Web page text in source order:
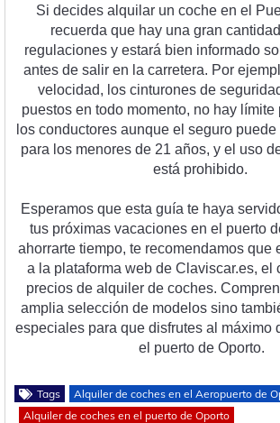
Si decides al quilar un coche en el
recuerda que hay una gran cantidad
regul aciones y estará bien informado so
antes de sal ir en la carretera. Por ejempl
vel ocidad, los cinturones de segur
puestos en todo momento, no hay ímite
los conductores aunque el seguro puede
para los menores de 21 años, y el uso
está prohibido.
Esperamos que esta guía te haya serv
tus próximas vacaciones en el puerto
ahorrarte tiempo, te recomendamos que
a la pl ataforma web de Cl aviscar.es, el
precios de al quiler de coches. Comp
ampl ia se lección de model os sino tambi
especial es para que disfrutes al máximo
el puerto de Oporto.
Tags
Alquiler de coches en el Aeropuerto de
Alquiler de coches en el puerto de Oporto